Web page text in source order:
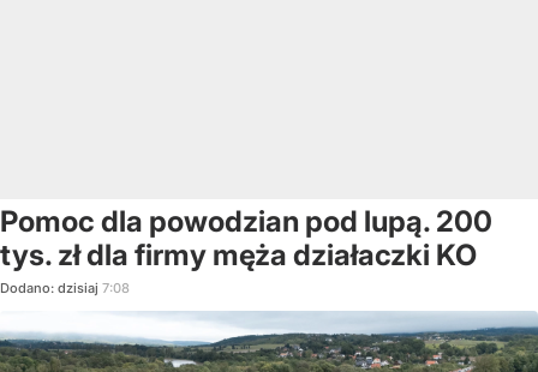
Pomoc dla powodzian pod lupą. 200
tys. zł dla firmy męża działaczki KO
Dodano: dzisiaj 7:08